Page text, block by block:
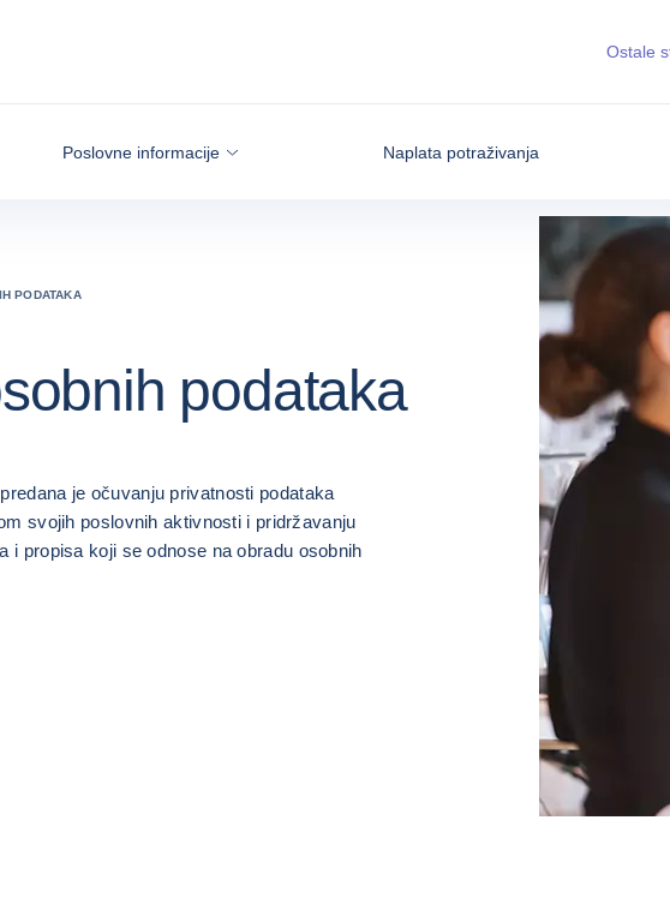
Poslovne informacije Naplata potraživanja
Ostale
PODATAKA
podataka
je očuvanju privatnosti podataka
svojih poslovnih aktivnosti i pridržavanju
i propisa koji se odnose na obradu osobnih